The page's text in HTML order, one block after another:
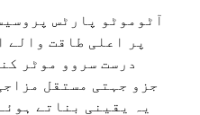
آٹوموٹو پارٹس
پر اعلی طاقت والے
درست سروو موٹر
جزو جہتی مستقل
یہ یقینی بناتے